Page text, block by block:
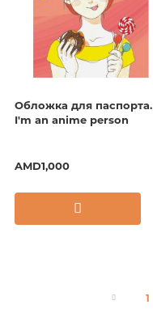
Обложка для паспорта.
I'm an anime person
AMD1,000
1